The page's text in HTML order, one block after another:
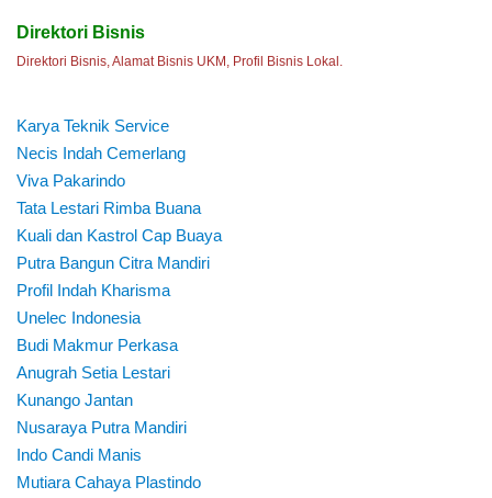
Direktori Bisnis
Direktori Bisnis, Alamat Bisnis UKM, Profil Bisnis Lokal.
Karya Teknik Service
Necis Indah Cemerlang
Viva Pakarindo
Tata Lestari Rimba Buana
Kuali dan Kastrol Cap Buaya
Putra Bangun Citra Mandiri
Profil Indah Kharisma
Unelec Indonesia
Budi Makmur Perkasa
Anugrah Setia Lestari
Kunango Jantan
Nusaraya Putra Mandiri
Indo Candi Manis
Mutiara Cahaya Plastindo